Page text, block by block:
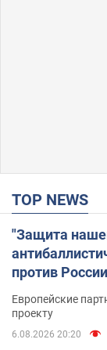
TOP NEWS
"Защита
против
Европейские
проекту
6.08.2026 20:20